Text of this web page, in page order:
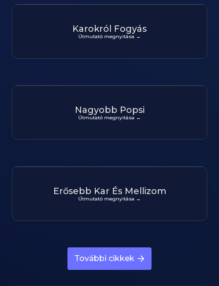
Karokról Fogyás
Útmutató megnyitása →
Nagyobb Popsi
Útmutató megnyitása →
Erősebb Kar És Mellizom
Útmutató megnyitása →
További cikkek